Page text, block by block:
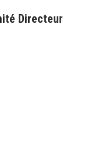
Directeur